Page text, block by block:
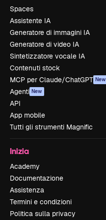
Spaces
Assistente IA
Generatore di immagini IA
Generatore di video IA
Sintetizzatore vocale IA
Contenuti stock
MCP per Claude/ChatGPT New
Agenti New
API
App mobile
Tutti gli strumenti Magnific
Inizia
Academy
Documentazione
Assistenza
Termini e condizioni
Politica sulla privacy